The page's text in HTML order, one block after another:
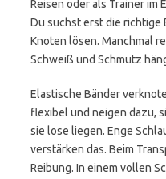
Reisen oder als Trainer im
Du suchst erst die richtige
Knoten lösen. Manchmal
Schweiß und Schmutz
Elastische Bänder
flexibel und neigen dazu,
sie lose liegen. Enge
verstärken das. Beim
Reibung. In einem vollen